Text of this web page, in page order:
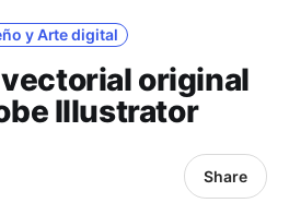
y Arte digital
original
Illustrator
Share